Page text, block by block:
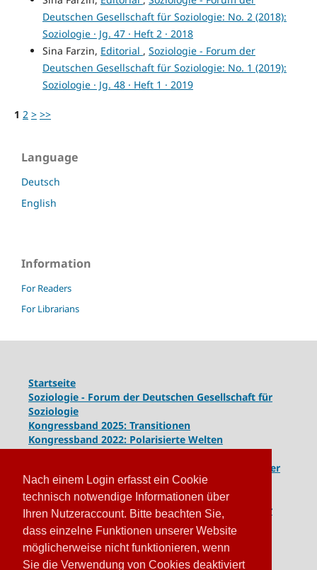
Nach einem Login erfasst ein Cookie
technisch notwendige Informationen über
Ihren Nutzeraccount. Bitte beachten Sie,
dass einzelne Funktionen unserer Website
möglicherweise nicht funktionieren, wenn
Sie die Verwendung von Cookies deaktiviert
Deutschen Gesellschaft für Soziologie: No. 2 (2018):
Soziologie · Jg. 47 · Heft 2 · 2018
Sina Farzin, Editorial , Soziologie - Forum der
Deutschen Gesellschaft für Soziologie: No. 1 (2019):
Soziologie · Jg. 48 · Heft 1 · 2019
1 2 > >>
Language
Deutsch
English
Information
For Readers
For Librarians
Startseite
Soziologie - Forum der Deutschen Gesellschaft für
Soziologie
Kongressband 2025: Transitionen
Kongressband 2022: Polarisierte Welten
Komplexe Dynamiken globaler
und lokaler Entwicklungen
Kongressband 2016: Geschlossene Gesellschaften
Kongressband 2014: Routinen der Krise - Krise der
Routinen